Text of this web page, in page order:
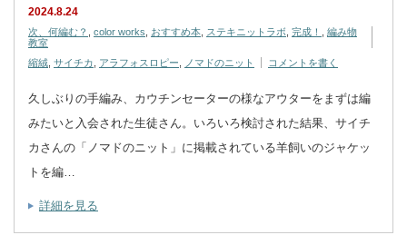
2024.8.24
次、何編む？ color works おすすめ本 ステキニットラボ 完成！
編み物
教室
縮絨 サイチカ アラフォスロピー ノマドのニット コメントを書く
久しぶりの手編み、カウチンセーターの様なアウターをまずは編
みたいと入会された生徒さん。いろいろ検討された結果、サイチ
カさんの「ノマドのニット」に掲載されている羊飼いのジャケッ
トを編…
詳細を見る